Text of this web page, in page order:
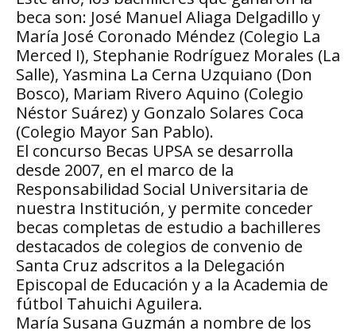
beca son: José Manuel Aliaga Delgadillo y
María José Coronado Méndez (Colegio La
Merced I), Stephanie Rodríguez Morales (La
Salle), Yasmina La Cerna Uzquiano (Don
Bosco), Mariam Rivero Aquino (Colegio
Néstor Suárez) y Gonzalo Solares Coca
(Colegio Mayor San Pablo).
El concurso Becas UPSA se desarrolla
desde 2007, en el marco de la
Responsabilidad Social Universitaria de
nuestra Institución, y permite conceder
becas completas de estudio a bachilleres
destacados de colegios de convenio de
Santa Cruz adscritos a la Delegación
Episcopal de Educación y a la Academia de
fútbol Tahuichi Aguilera.
María Susana Guzmán a nombre de los